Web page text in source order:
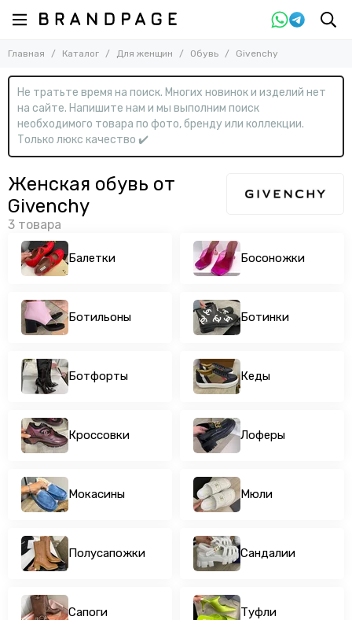
Назад
Для женщин
Смотреть все товары
Одежда
Обувь
Назад
Смотреть все товары
Балетки
Босоножки
Ботильоны
Ботинки
Ботфорты
Кроссовки
Лоферы
Мокасины
Мюли
Сандалии
Сапоги
Угги
Шлепки
Сумки
Аксессуары
Главная Каталог Для женщин Обувь Givenchy
Не тратьте время на поиск. Многих новинок и изделий нет
на сайте. Напишите нам и мы выполним поиск
необходимого товара по фото, бренду или коллекции.
Только люкс качество ✔️
Женская обувь от
Givenchy
Балетки Босоножки
Ботильоны Ботинки
Ботфорты Кеды
Кроссовки Лоферы
Мокасины Мюли
Полусапожки Сандалии
Сапоги Туфли